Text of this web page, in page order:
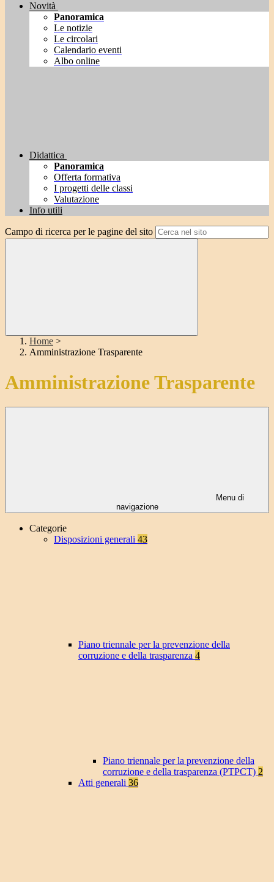
Novità
Panoramica
Le notizie
Le circolari
Calendario eventi
Albo online
Didattica
Panoramica
Offerta formativa
I progetti delle classi
Valutazione
Info utili
Campo di ricerca per le pagine del sito
Home >
Amministrazione Trasparente
Amministrazione Trasparente
Menu di
navigazione
Categorie
Disposizioni generali 43
Piano triennale per la prevenzione della
corruzione e della trasparenza 4
Piano triennale per la prevenzione della
corruzione e della trasparenza (PTPCT) 2
Atti generali 36